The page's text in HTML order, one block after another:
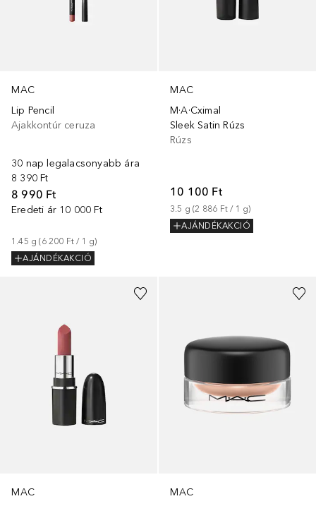
MAC
Lip Pencil
Ajakkontúr ceruza
30 nap legalacsonyabb ára
8 390 Ft
8 990 Ft
Eredeti ár 10 000 Ft
1.45 g (6 200 Ft / 1 g)
AJÁNDÉKAKCIÓ
MAC
M·A·Cximal
Sleek Satin Rúzs
Rúzs
10 100 Ft
3.5 g (2 886 Ft / 1 g)
AJÁNDÉKAKCIÓ
MAC
+11
MAC